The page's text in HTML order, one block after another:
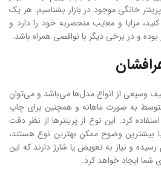
خانگی موجود در بازار بشناسیم. هر یک
کنید، مزایا و معایب منحصربه خود را دارد و
بوده و در برخی دیگر با نواقصی همراه باشد.
وسیعی از انواع مدل‌ها می‌باشد و می‌توان
به صورت ماهانه و همچنین برای چاپ
کرد. این نوع از پرینترها از نظر دقت
وضوح ممکن بهترین نوع هستند،
رسیده و نیاز به تعویض یا شارژ دارند که این
شما ایجاد خواهد کرد.